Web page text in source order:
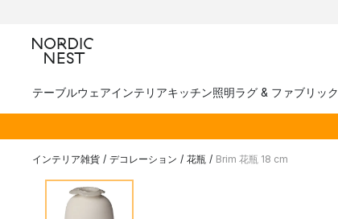
テーブルウェアインテリアキッチン照明ラグ & ファブリック
インテリア雑貨 / デコレーション / 花瓶 / Brim 花瓶 18 cm